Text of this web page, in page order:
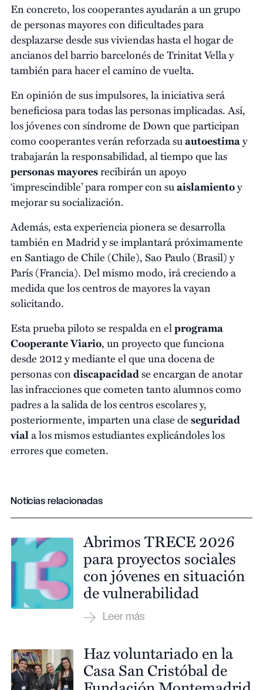
En concreto, los cooperantes ayudarán a un grupo
de personas mayores con dificultades para
desplazarse desde sus viviendas hasta el hogar de
ancianos del barrio barcelonés de Trinitat Vella y
también para hacer el camino de vuelta.
En opinión de sus impulsores, la iniciativa será
beneficiosa para todas las personas implicadas. Así,
los jóvenes con síndrome de Down que participan
como cooperantes verán reforzada suautoestimay
trabajarán la responsabilidad, al tiempo que las
personas mayoresrecibirán un apoyo
‘imprescindible’ para romper con suaislamientoy
mejorar su socialización.
Además, esta experiencia pionera se desarrolla
también en Madrid y se implantará próximamente
en Santiago de Chile (Chile), Sao Paulo (Brasil) y
París (Francia). Del mismo modo, irá creciendo a
medida que los centros de mayores la vayan
solicitando.
Esta prueba piloto se respalda en elprograma
Cooperante Viario, un proyecto que funciona
desde 2012 y mediante el que una docena de
personas condiscapacidadse encargan de anotar
las infracciones que cometen tanto alumnos como
padres a la salida de los centros escolares y,
posteriormente, imparten una clase deseguridad
viala los mismos estudiantes explicándoles los
errores que cometen.
Noticias relacionadas
Abrimos TRECE 2026
para proyectos sociales
con jóvenes en situación
de vulnerabilidad
Haz voluntariado en la
Casa San Cristóbal de